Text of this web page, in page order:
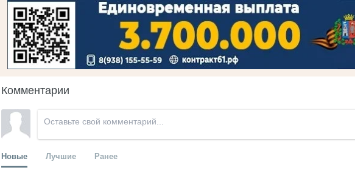
Комментарии
Новые Лучшие Ранее